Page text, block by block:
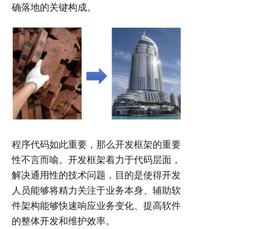
确落地的关键构成。
程序代码如此重要，那么开发框架的重要
性不言而喻。开发框架着力于代码层面，
解决通用性的技术问题，目的是使得开发
人员能够将精力关注于业务本身、辅助软
件架构能够快速响应业务变化、提高软件
的整体开发和维护效率。